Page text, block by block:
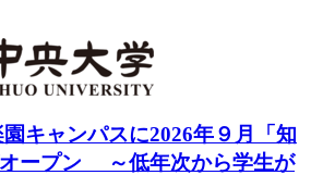
キャンパスに2026年９月「知
オープン ～低年次から学生が